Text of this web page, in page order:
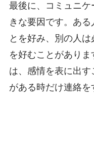
最後に、コミュニ
きな要因です。あ
とを好み、別の人
を好むことがあり
は、感情を表に出
がある時だけ連絡を